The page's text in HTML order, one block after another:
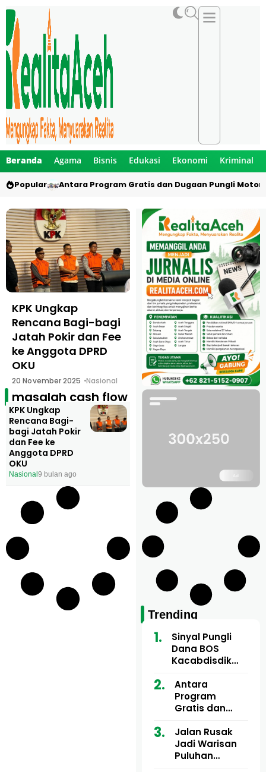
Beranda Agama Bisnis Edukasi Ekonomi Kriminal
Popular Antara Program Gratis dan Dugaan Pungli Motor
KPK Ungkap
Rencana Bagi-bagi
Jatah Pokir dan Fee
ke Anggota DPRD
OKU
20 November 2025 Nasional
masalah cash flow
KPK Ungkap
Rencana Bagi-
bagi Jatah Pokir
dan Fee ke
Anggota DPRD
OKU
Nasional 9 bulan ago
Trending
Sinyal Pungli
Dana BOS
Kacabdisdik
Mencuat, 84
Sekolah Wajib
Setor
Antara
Program
Gratis dan
Motor Imum
Gampong, Uji
Nyali APH
Jalan Rusak
Jadi Warisan
Puluhan